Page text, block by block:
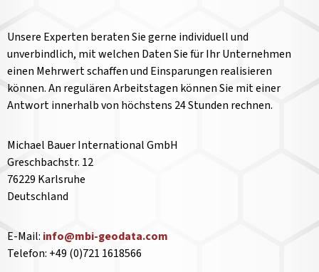
Unsere Experten beraten Sie gerne individuell und
unverbindlich, mit welchen Daten Sie für Ihr Unternehmen
einen Mehrwert schaffen und Einsparungen realisieren
können. An regulären Arbeitstagen können Sie mit einer
Antwort innerhalb von höchstens 24 Stunden rechnen.
Michael Bauer International GmbH
Greschbachstr. 12
76229 Karlsruhe
Deutschland
E-Mail: info@mbi-geodata.com
Telefon: +49 (0)721 1618566